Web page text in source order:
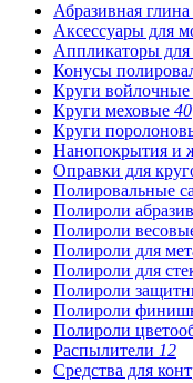
Абразивная глина
Аксессуары для
Аппликаторы для
Конусы
Круги войлочные
Круги меховые 40
Круги
Нанопокрытия и
Оправки для
Полировальные
Полироли
Полироли
Полироли для
Полироли для
Полироли
Полироли
Полироли
Распылители 12
Средства для